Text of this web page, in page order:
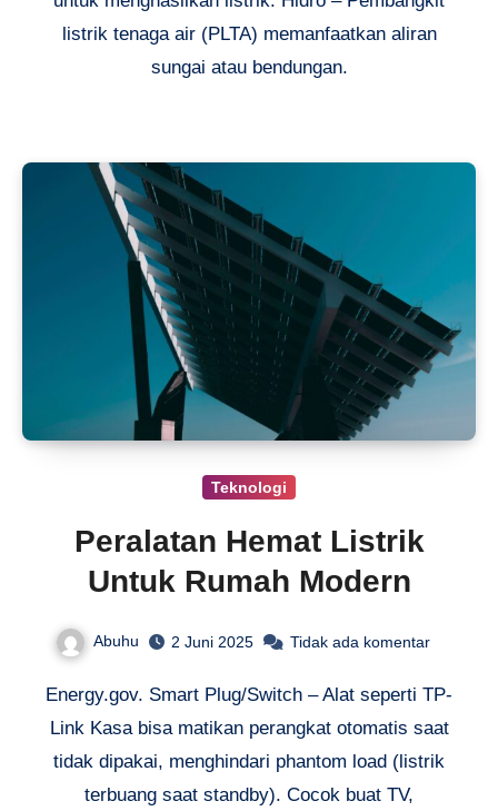
listrik tenaga air (PLTA) memanfaatkan aliran
sungai atau bendungan.
Teknologi
Peralatan Hemat Listrik
Untuk Rumah Modern
Abuhu 2 Juni 2025 Tidak ada komentar
Energy.gov. Smart Plug/Switch – Alat seperti TP-
Link Kasa bisa matikan perangkat otomatis saat
tidak dipakai, menghindari phantom load (listrik
terbuang saat standby). Cocok buat TV,